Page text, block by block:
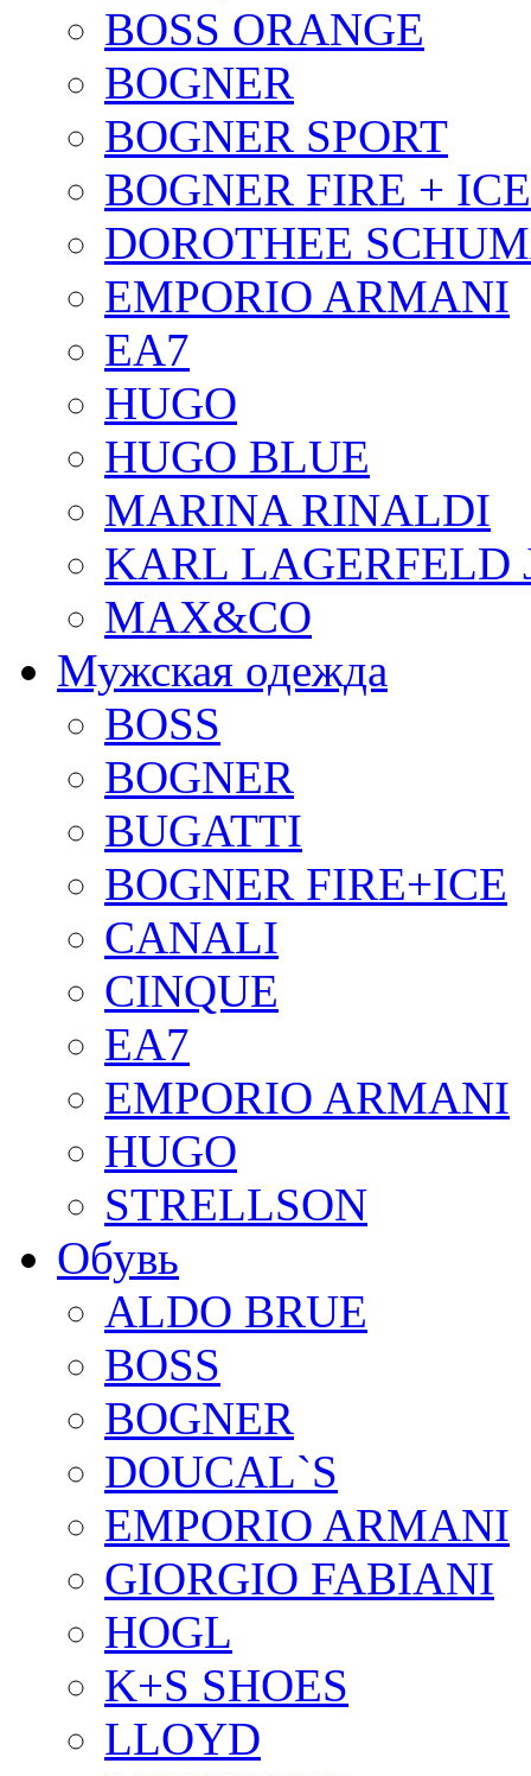
BOSS ORANGE
BOGNER
BOGNER SPORT
BOGNER FIRE + ICE
DOROTHEE
EMPORIO ARMANI
EA7
HUGO
HUGO BLUE
MARINA RINALDI
KARL LAGERFELD
MAX&CO
Мужская одежда
BOSS
BOGNER
BUGATTI
BOGNER FIRE+ICE
CANALI
CINQUE
EA7
EMPORIO ARMANI
HUGO
STRELLSON
Обувь
ALDO BRUE
BOSS
BOGNER
DOUCAL`S
EMPORIO ARMANI
GIORGIO FABIANI
HOGL
K+S SHOES
LLOYD